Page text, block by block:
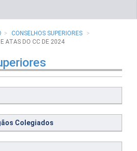
CONSELHOS SUPERIORES
ATAS DO CC DE 2024
Colegiados